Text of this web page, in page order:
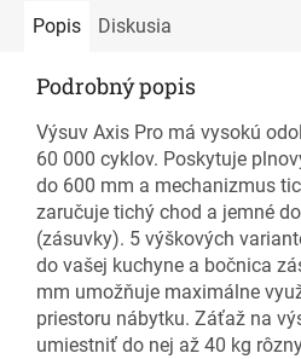
Popis Diskusia
Podrobný popis
Výsuv Axis Pro má vysokú
60 000 cyklov. Poskytuje
do 600 mm a mechanizmus
zaručuje tichý chod a jemné
(zásuvky). 5 výškových
do vašej kuchyne a bočnica
mm umožňuje maximálne
priestoru nábytku. Záťaž na
umiestniť do nej až 40 kg